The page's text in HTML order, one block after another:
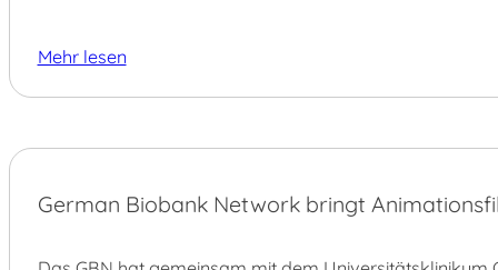
Mehr lesen
22.
JULI
German Biobank Network bringt